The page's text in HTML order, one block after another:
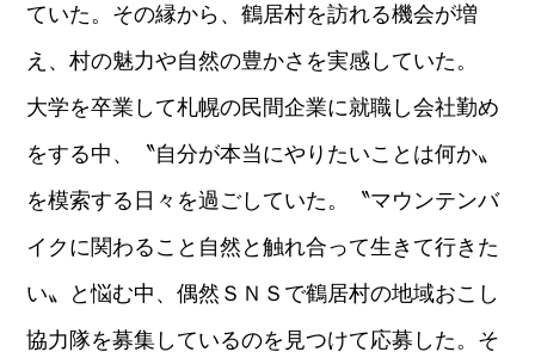
ていた。その縁から、鶴居村を訪れる機会が増
え、村の魅力や自然の豊かさを実感していた。
大学を卒業して札幌の民間企業に就職し会社勤め
をする中、〝自分が本当にやりたいことは何か〟
を模索する日々を過ごしていた。〝マウンテンバ
イクに関わること自然と触れ合って生きて行きた
い〟と悩む中、偶然ＳＮＳで鶴居村の地域おこし
協力隊を募集しているのを見つけて応募した。そ